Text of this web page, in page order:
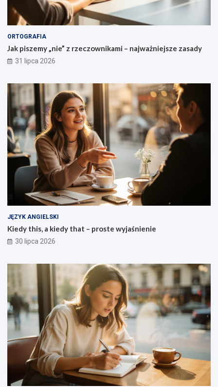
ORTOGRAFIA
Jak piszemy „nie” z rzeczownikami – najważniejsze zasady
31 lipca 2026
JĘZYK ANGIELSKI
Kiedy this, a kiedy that – proste wyjaśnienie
30 lipca 2026